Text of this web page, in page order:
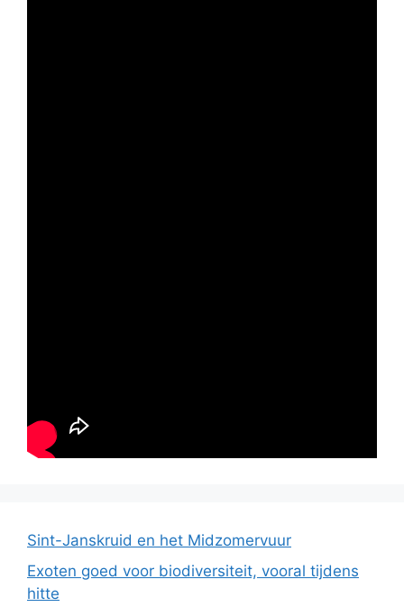
Sint-Janskruid en het Midzomervuur
Exoten goed voor biodiversiteit, vooral tijdens
hitte